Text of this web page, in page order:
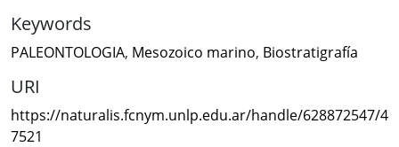
Keywords
PALEONTOLOGIA, Mesozoico marino, Biostratigrafía
URI
https://naturalis.fcnym.unlp.edu.ar/handle/628872547/4
7521